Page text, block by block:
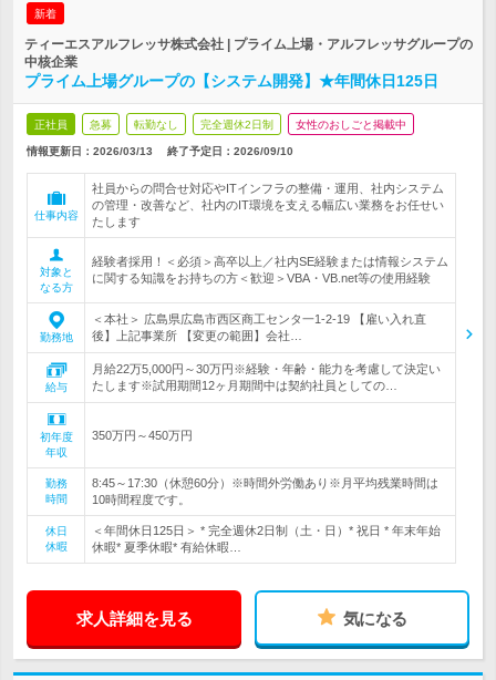
新着
ティーエスアルフレッサ株式会社 | プライム上場・アルフレッサグループの
中核企業
プライム上場グループの【システム開発】★年間休日125日
正社員 急募 転勤なし 完全週休2日制 女性のおしごと掲載中
情報更新日：2026/03/13 終了予定日： 2026/09/10
仕事内容
社員からの問合せ対応やITインフラの整備・運用、社内システム
の管理・改善など、社内のIT環境を支える幅広い業務をお任せい
たします
対象と
なる方
経験者採用！＜必須＞高卒以上／社内SE経験または情報システム
に関する知識をお持ちの方＜歓迎＞VBA・VB.net等の使用経験
勤務地
＜本社＞ 広島県広島市西区商工センタ一1-2-19 【雇い入れ直
後】上記事業所 【変更の範囲】会社…
給与
月給22万5,000円～30万円※経験・年齢・能力を考慮して決定い
たします※試用期間12ヶ月期間中は契約社員としての…
初年度
年収
350万円～450万円
勤務
時間
8:45～17:30（休憩60分）※時間外労働あり※月平均残業時間は
10時間程度です。
休日
休暇
＜年間休日125日＞ * 完全週休2日制（土・日）* 祝日 * 年末年始
休暇* 夏季休暇* 有給休暇…
求人詳細を見る 気になる